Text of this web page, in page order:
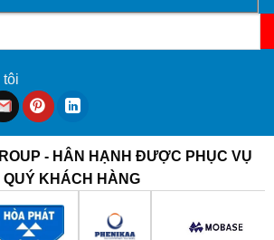
tôi
- HÂN HẠNH ĐƯỢC PHỤC VỤ
QUÝ KHÁCH HÀNG